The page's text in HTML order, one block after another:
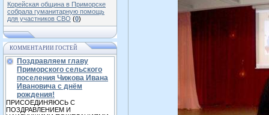
Корейская община в Приморске
собрала гуманитарную помощь
для участников СВО (0)
КОММЕНТАРИИ ГОСТЕЙ
Поздравляем главу
Приморского сельского
поселения Чижова Ивана
Ивановича с днём
рождения!
ПРИСОЕДИНЯЮСЬ С
ПОЗДРАВЛЕНИЕМ И